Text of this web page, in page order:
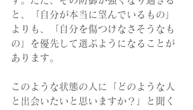
と、「自分が本当に望んでいるもの」
よりも、「自分を傷つけなさそうなも
の」を優先して選ぶようになることが
あります。
このような状態の人に「どのような人
と出会いたいと思いますか？」と聞く